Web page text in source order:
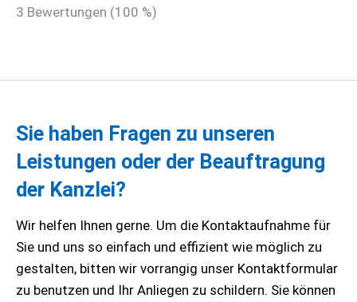
3 Bewertungen (100 %)
Sie haben Fragen zu unseren
Leistungen oder der Beauftragung
der Kanzlei?
Wir helfen Ihnen gerne. Um die Kontaktaufnahme für
Sie und uns so einfach und effizient wie möglich zu
gestalten, bitten wir vorrangig unser Kontaktformular
zu benutzen und Ihr Anliegen zu schildern. Sie können